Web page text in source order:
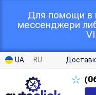
Для помощи в
мессенджери
UA RU